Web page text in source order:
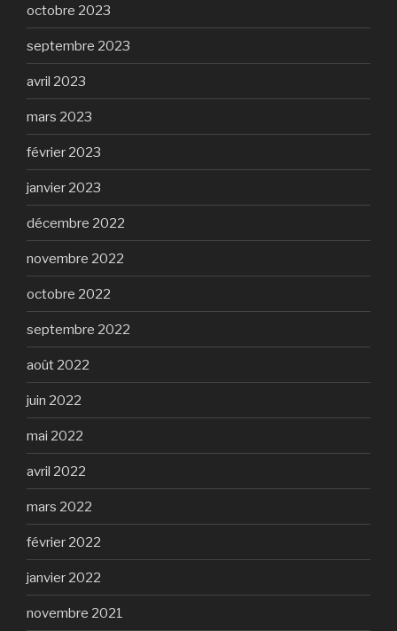
octobre 2023
septembre 2023
avril 2023
mars 2023
février 2023
janvier 2023
décembre 2022
novembre 2022
octobre 2022
septembre 2022
août 2022
juin 2022
mai 2022
avril 2022
mars 2022
février 2022
janvier 2022
novembre 2021